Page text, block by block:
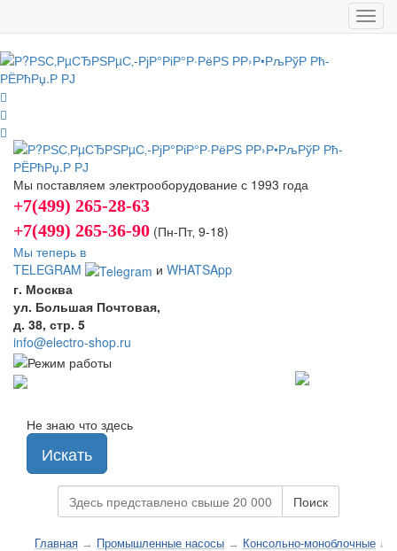
Мы поставляем электрооборудование с 1993 года
+7(499) 265-28-63
+7(499) 265-36-90 (Пн-Пт‚ 9-18)
Мы теперь в
TELEGRAM
и WHATSApp
г. Москва
ул. Большая Почтовая,
д. 38, стр. 5
info@electro-shop.ru
Не знаю что здесь
Искать
Поиск
Главная → Промышленные насосы → Консольно-моноблочные ↓